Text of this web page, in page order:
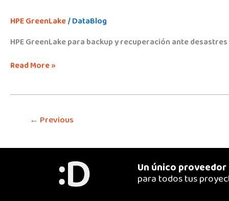
HPE GreenLake/DataBlog
HPE GreenLake para backup y recuperación ante
Read More »
← Previous
Un único
para todos tus